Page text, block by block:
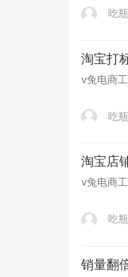
吃
淘宝打
v兔电商
吃
淘宝店
v兔电商
吃
销量翻